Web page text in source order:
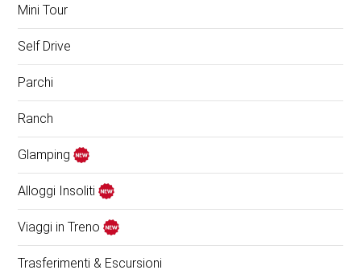
Mini Tour
Self Drive
Parchi
Ranch
Glamping
Alloggi Insoliti
Viaggi in Treno
Trasferimenti & Escursioni